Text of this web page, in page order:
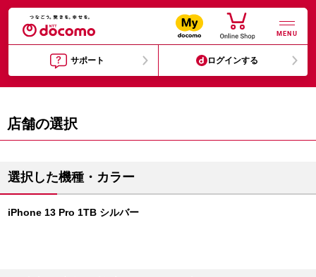
MENU
サポート ログインする
店舗の選択
選択した機種・カラー
iPhone 13 Pro 1TB シルバー